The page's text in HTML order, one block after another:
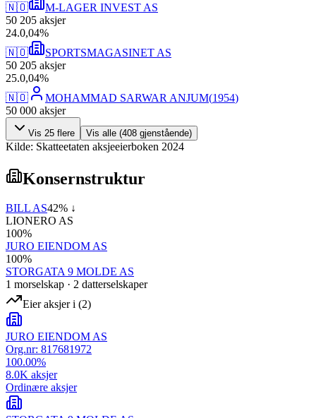
🇳🇴
M-LAGER INVEST AS
50 205 aksjer
24.0,04%
🇳🇴
SPORTSMAGASINET AS
50 205 aksjer
25.0,04%
🇳🇴
MOHAMMAD SARWAR ANJUM(1954)
50 000 aksjer
Vis 25 flere Vis alle (408 gjenstående)
Kilde: Skatteetaten aksjeeierboken 2024
Konsernstruktur
BILL AS42% ↓
LIONERO AS
100%
JURO EIENDOM AS
100%
STORGATA 9 MOLDE AS
1 morselskap · 2 datterselskaper
Eier aksjer i (2)
JURO EIENDOM AS
Org.nr: 817681972
100.00%
8.0K aksjer
Ordinære aksjer